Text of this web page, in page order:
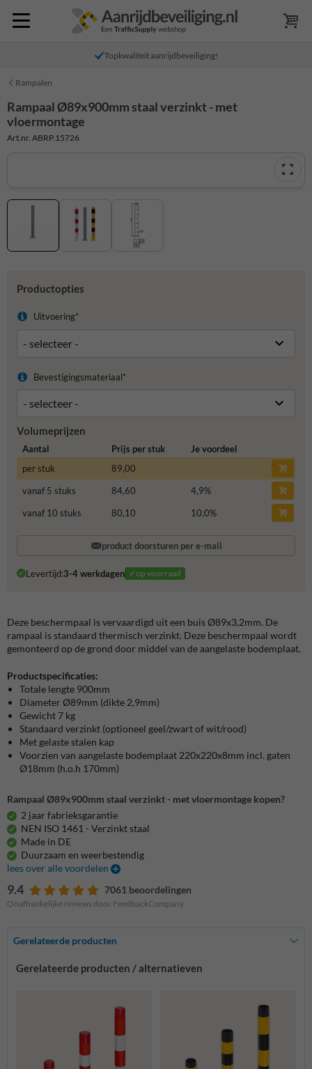
Topkwaliteit aanrijdbeveiliging!
Rampalen
Rampaal Ø89x900mm staal verzinkt - met
vloermontage
Art.nr. ABRP.15726
Productopties
Uitvoering*
Bevestigingsmateriaal*
Volumeprijzen
Aantal Prijs per stuk
Je voordeel
per stuk
89,00
vanaf 5 stuks
84,60 4,9%
vanaf 10 stuks
80,10 10,0%
product doorsturen per e-mail
Levertijd:3-4 werkdagen ✓op voorraad
Deze beschermpaal is vervaardigd uit een buis Ø89x3,2mm. De
rampaal is standaard thermisch verzinkt. Deze beschermpaal wordt
gemonteerd op de grond door middel van de aangelaste bodemplaat.
Productspecificaties:
Totale lengte 900mm
Diameter Ø89mm (dikte 2,9mm)
Gewicht 7 kg
Standaard verzinkt (optioneel geel/zwart of wit/rood)
Met gelaste stalen kap
Voorzien van aangelaste bodemplaat 220x220x8mm incl. gaten
Ø18mm (h.o.h 170mm)
Rampaal Ø89x900mm staal verzinkt - met vloermontage kopen?
2 jaar fabrieksgarantie
NEN ISO 1461 - Verzinkt staal
Made in DE
Duurzaam en weerbestendig
lees over alle voordelen
9.4 7061 beoordelingen
Onafhankelijke reviews door FeedbackCompany
Gerelateerde producten
Gerelateerde producten / alternatieven